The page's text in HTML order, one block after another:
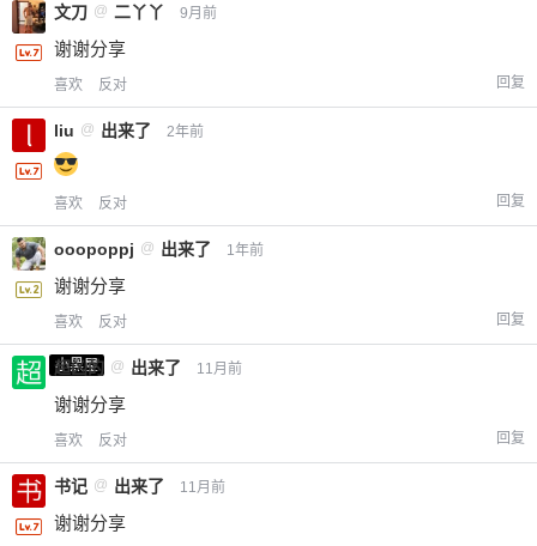
文刀 @ 二丫丫 9月前
谢谢分享
喜欢 反对 回复
liu @ 出来了 2年前
喜欢 反对 回复
ooopoppj @ 出来了 1年前
谢谢分享
喜欢 反对 回复
小黑屋
超凶的 @ 出来了 11月前
谢谢分享
喜欢 反对 回复
书记 @ 出来了 11月前
谢谢分享